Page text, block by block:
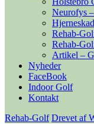
Neurofys
Rehab-
Rehab-
Artikel –
Nyheder
FaceBook
Indoor Golf
Kontakt
Rehab-Golf Drevet af